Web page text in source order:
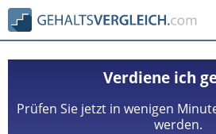
Verdiene ich
Prüfen Sie jetzt in wenigen
werden.